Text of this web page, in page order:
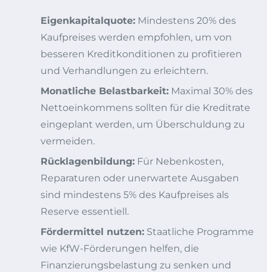
Eigenkapitalquote: Mindestens 20% des
Kaufpreises werden empfohlen, um von
besseren Kreditkonditionen zu profitieren
und Verhandlungen zu erleichtern.
Monatliche Belastbarkeit: Maximal 30% des
Nettoeinkommens sollten für die Kreditrate
eingeplant werden, um Überschuldung zu
vermeiden.
Rücklagenbildung: Für Nebenkosten,
Reparaturen oder unerwartete Ausgaben
sind mindestens 5% des Kaufpreises als
Reserve essentiell.
Fördermittel nutzen: Staatliche Programme
wie KfW-Förderungen helfen, die
Finanzierungsbelastung zu senken und